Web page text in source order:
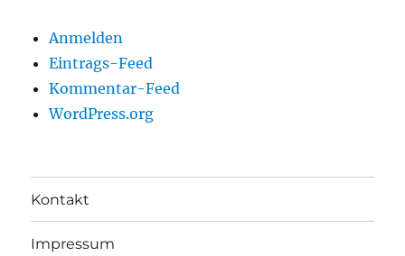
Anmelden
Eintrags-Feed
Kommentar-Feed
WordPress.org
Kontakt
Impressum